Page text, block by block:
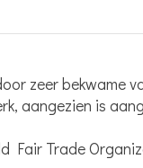
zeer bekwame
aangezien is
Fair Trade